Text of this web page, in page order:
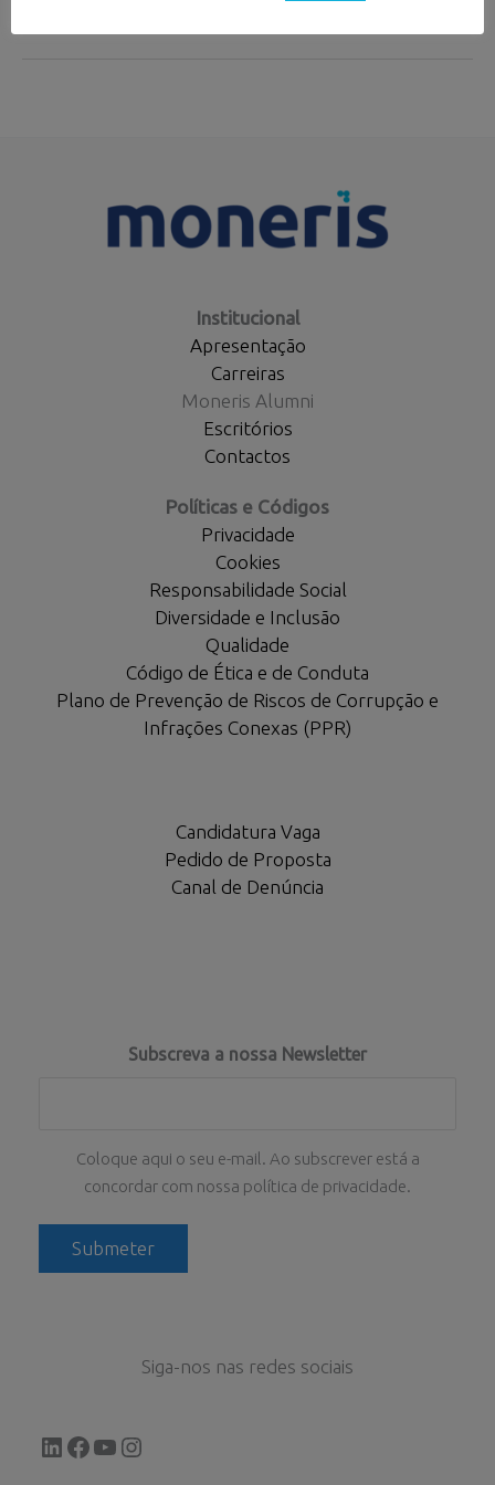
Institucional
Apresentação
Carreiras
Moneris Alumni
Escritórios
Contactos
Políticas e Códigos
Privacidade
Cookies
Responsabilidade Social
Diversidade e Inclusão
Qualidade
Código de Ética e de Conduta
Plano de Prevenção de Riscos de Corrupção e
Infrações Conexas (PPR)
Candidatura Vaga
Pedido de Proposta
Canal de Denúncia
Subscreva a nossa Newsletter
Coloque aqui o seu e-mail. Ao subscrever está a
concordar com nossa política de privacidade.
Siga-nos nas redes sociais
LinkedIn
Facebook
YouTube
Instagram